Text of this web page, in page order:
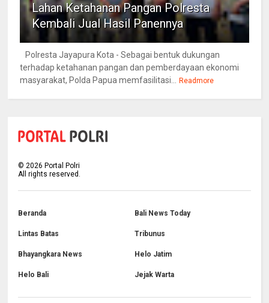
Lahan Ketahanan Pangan Polresta
Kembali Jual Hasil Panennya
Polresta Jayapura Kota - Sebagai bentuk dukungan
terhadap ketahanan pangan dan pemberdayaan ekonomi
masyarakat, Polda Papua memfasilitasi... Readmore
©2026 Portal Polri
All rights reserved.
Beranda Bali News Today
Lintas Batas Tribunus
Bhayangkara News Helo Jatim
Helo Bali Jejak Warta